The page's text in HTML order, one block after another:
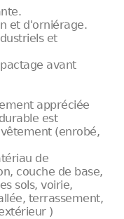
et d'orniérage.
et
avant
appréciée
est
(enrobé,
de
couche de base,
sols, voirie,
terrassement,
)